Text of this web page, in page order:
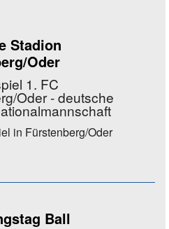
Stadion
Oder
1. FC
Oder - deutsche
in Fürstenberg/Oder
Ball